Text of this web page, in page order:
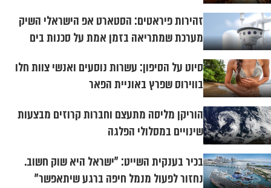
זהירות פיראטים: הסטארט אפ הישראלי השיק
מערכת שמתריאה בזמן אמת על סכנות בים
סיוט על הסיפון: עשרות נוסעים ואנשי צוות חלו
בווירוס שפרץ באוניית הפאר
הוריקן מליסה מתעצם וחברות קרוזים מבצעות
שינויים במסלולי הפלגה
בכיר בענקית השייט: "ישראל היא שוק חשוב.
נחזור לפעול מנמל חיפה ברגע שיתאפשר"